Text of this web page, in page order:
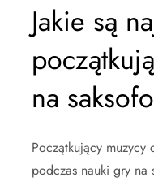
Jakie są
na
Początkujący muzycy
podczas nauki gry na